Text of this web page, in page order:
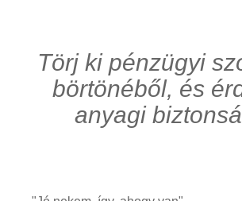
Törj ki pénzügyi
börtönéből, és
anyagi